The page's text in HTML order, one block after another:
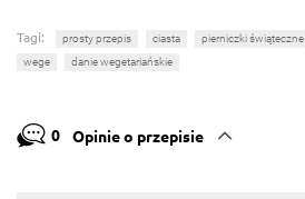
Tagi: prosty przepis ciasta pierniczki świąteczne
wege
danie wegetariańskie
0 Opinie o przepisie